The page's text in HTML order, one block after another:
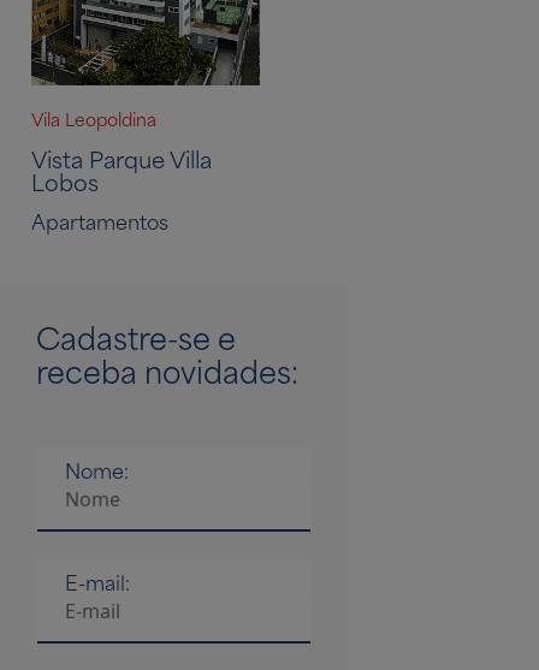
Vila Leopoldina
Vista Parque Villa
Lobos
Apartamentos
Cadastre-se e
receba novidades:
Nome:
E-mail: